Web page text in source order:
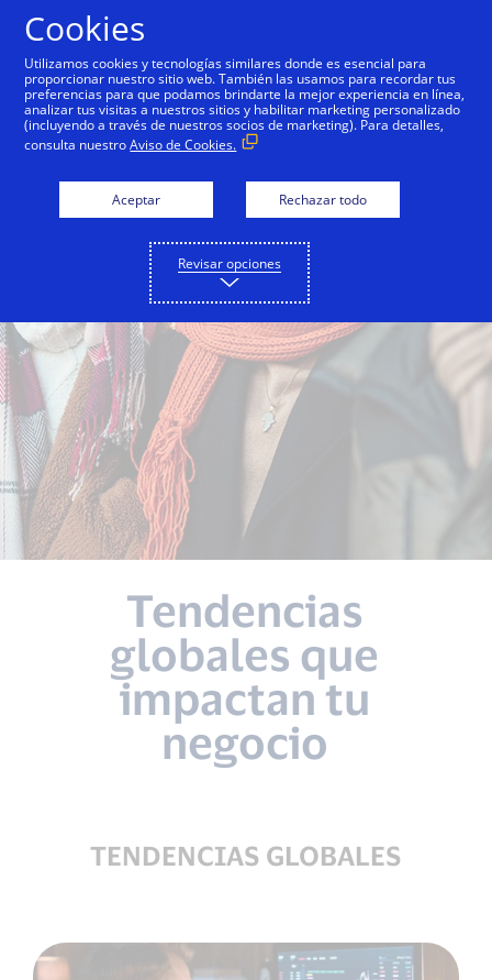
Tendencias
globales que
impactan tu
negocio
TENDENCIAS GLOBALES
Cookies
Utilizamos cookies y tecnologías similares donde es esencial para
proporcionar nuestro sitio web. También las usamos para recordar tus
preferencias para que podamos brindarte la mejor experiencia en línea,
analizar tus visitas a nuestros sitios y habilitar marketing personalizado
(incluyendo a través de nuestros socios de marketing). Para detalles,
consulta nuestroAviso de Cookies.
Aceptar Rechazar todo
Revisar opciones